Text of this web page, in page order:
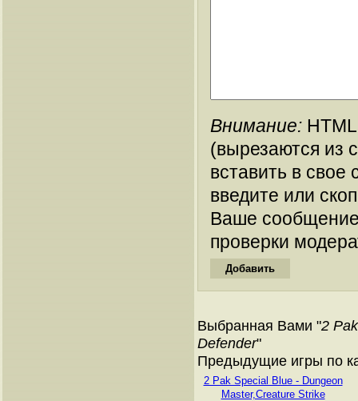
Внимание:
(вырезаются из
вставить в
введите или
Ваше
проверки
Выбранная Вами "2
Defender"
Предыдущие игры по
2 Pak Special Blue - Dungeon
Master,Creature Strike